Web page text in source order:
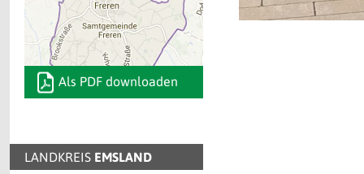
Als PDF downloaden
LANDKREIS EMSLAND